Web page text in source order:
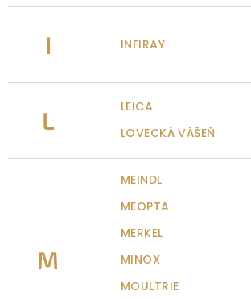
I INFIRAY
L
LEICA
LOVECKÁ VÁŠEŇ
M
MEINDL
MEOPTA
MERKEL
MINOX
MOULTRIE